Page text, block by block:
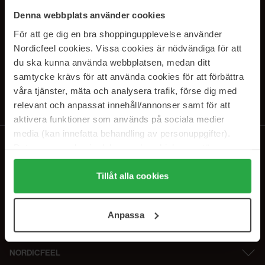
Denna webbplats använder cookies
För att ge dig en bra shoppingupplevelse använder
Nordicfeel cookies. Vissa cookies är nödvändiga för att
du ska kunna använda webbplatsen, medan ditt
samtycke krävs för att använda cookies för att förbättra
våra tjänster, mäta och analysera trafik, förse dig med
relevant och anpassat innehåll/annonser samt för att
aktivera funktioner som används på sociala medier
media (kan innefatta behandling av personuppgifter).
Genom att trycka på "Tillåt alla cookies" accepterar du
alla cookies, medan du under "Detaljer" kan anpassa
användningen av cookies. Du kan när som helst återkalla
samt vår Integritetspolicy.
Tillåt alla cookies
Anpassa
SUBSCRIBE TO OUR
NEWSLETTER
E-mail
Ved at abonnere accepterer du voresprivatlivspolitik. Afmeld til enhver
NORDICFEEL